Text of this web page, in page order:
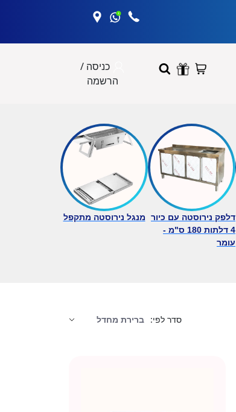
כניסה /
הרשמה
דלפק נירוסטה עם כיור
4 דלתות 180 ס"מ -
עומר
מנגל נירוסטה מתקפל
סדר לפי: